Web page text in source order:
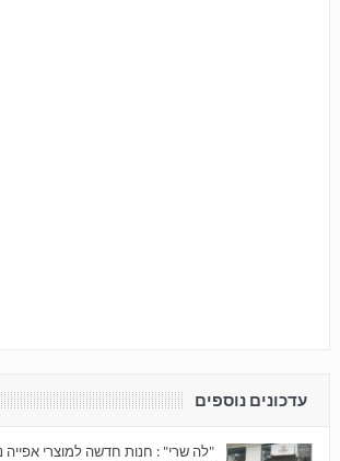
עדכונים נוספים
"לה שרי" : חנות חדשה למוצרי